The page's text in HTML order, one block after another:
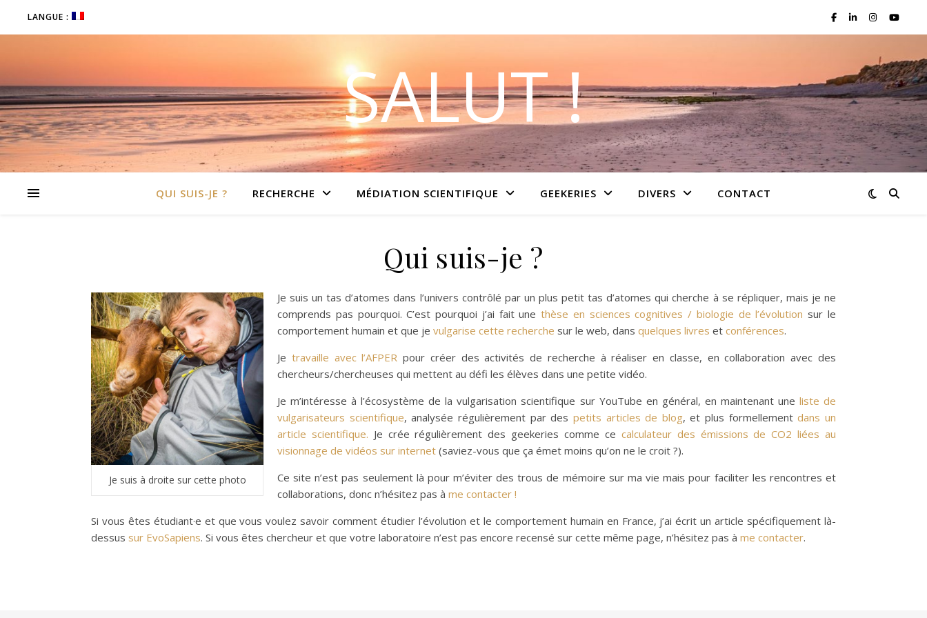
LANGUE :
SALUT !
QUI SUIS-JE ? RECHERCHE MÉDIATION SCIENTIFIQUE GEEKERIES DIVERS CONTACT
Qui suis-je ?
Je suis à droite sur cette photo
Je suis un tas d’atomes dans l’univers contrôlé par un plus petit tas d’atomes qui cherche à se répliquer, mais je ne
comprends pas pourquoi. C’est pourquoi j’ai fait unethèse en sciences cognitives / biologie de l’évolution sur le
comportement humain et que je vulgarise cette recherche sur le web, dans quelques livres et conférences.
Je travaille avec l’AFPER pour créer des activités de recherche à réaliser en classe, en collaboration avec des
chercheurs/chercheuses qui mettent au défi les élèves dans une petite vidéo.
Je m’intéresse à l’écosystème de la vulgarisation scientifique sur YouTube en général, en maintenant une liste de
vulgarisateurs scientifique, analysée régulièrement par des petits articles de blog, et plus formellementdans un
article scientifique. Je crée régulièrement des geekeries comme ce calculateur des émissions de CO2 liées au
visionnage de vidéos sur internet (saviez-vous que ça émet moins qu’on ne le croit ?).
Ce site n’est pas seulement là pour m’éviter des trous de mémoire sur ma vie mais pour faciliter les rencontres et
collaborations, donc n’hésitez pas à me contacter !
Si vous êtes étudiant·e et que vous voulez savoir comment étudier l’évolution et le comportement humain en France, j’ai écrit un article spécifiquement là-
dessus sur EvoSapiens. Si vous êtes chercheur et que votre laboratoire n’est pas encore recensé sur cette même page, n’hésitez pas à me contacter.